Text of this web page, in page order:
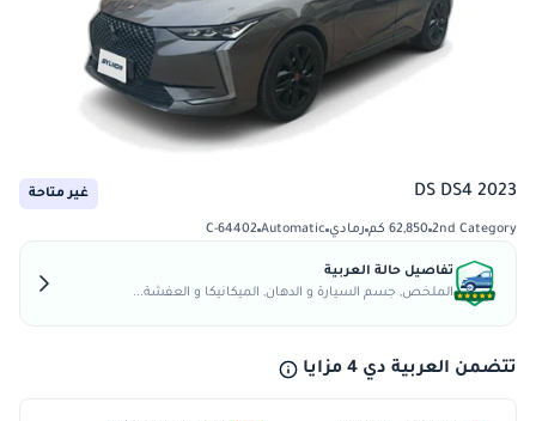
DS DS4 2023 غير متاحة
2nd Category 62,850 كم رمادي Automatic
C-64402
تفاصيل حالة العربية
الملخص, جسم السيارة و الدهان, الميكانيكا و العفشة...
تتضمن العربية دي 4 مزايا